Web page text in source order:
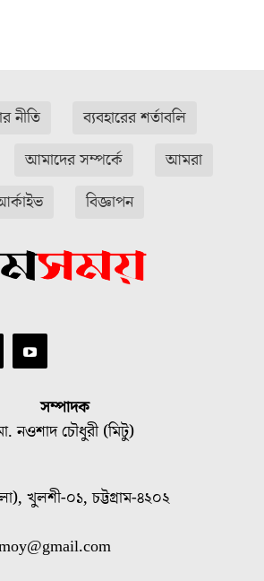
নীতি
ব্যবহারের শর্তাবলি
আমাদের সম্পর্কে
আমরা
বিজ্ঞাপন
সম্পাদক
নওশাদ চৌধুরী (মিটু)
খুলশী-০১, চট্টগ্রাম-৪২০২